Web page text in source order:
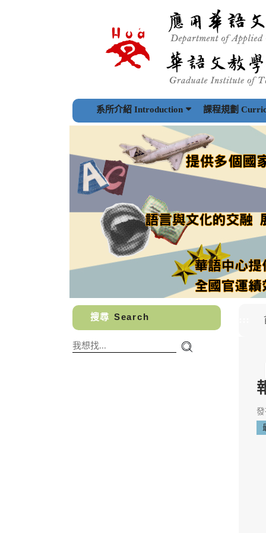
系所介紹 Introduction 課程規劃
搜尋 Search
發